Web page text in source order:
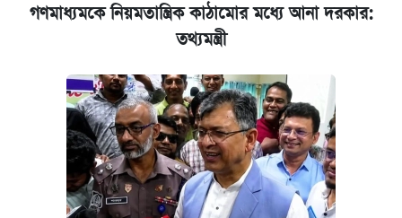
গণমাধ্যমকে নিয়মতান্ত্রিক কাঠামোর মধ্যে আনা দরকার:
তথ্যমন্ত্রী